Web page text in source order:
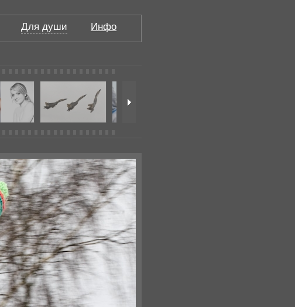
Для души Инфо